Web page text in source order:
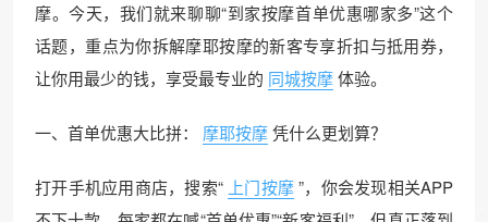
摩。今天，我们就来聊聊“到家按摩首单优惠哪家多”这个
话题，重点为你拆解摩耶按摩的新客专享折扣与抵用券，
让你用最少的钱，享受最专业的 同城按摩体验。
一、首单优惠大比拼： 摩耶按摩凭什么更划算？
打开手机应用商店，搜索“ 上门按摩”，你会发现相关APP